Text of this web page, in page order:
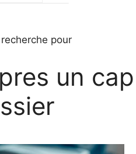
pour
un cap